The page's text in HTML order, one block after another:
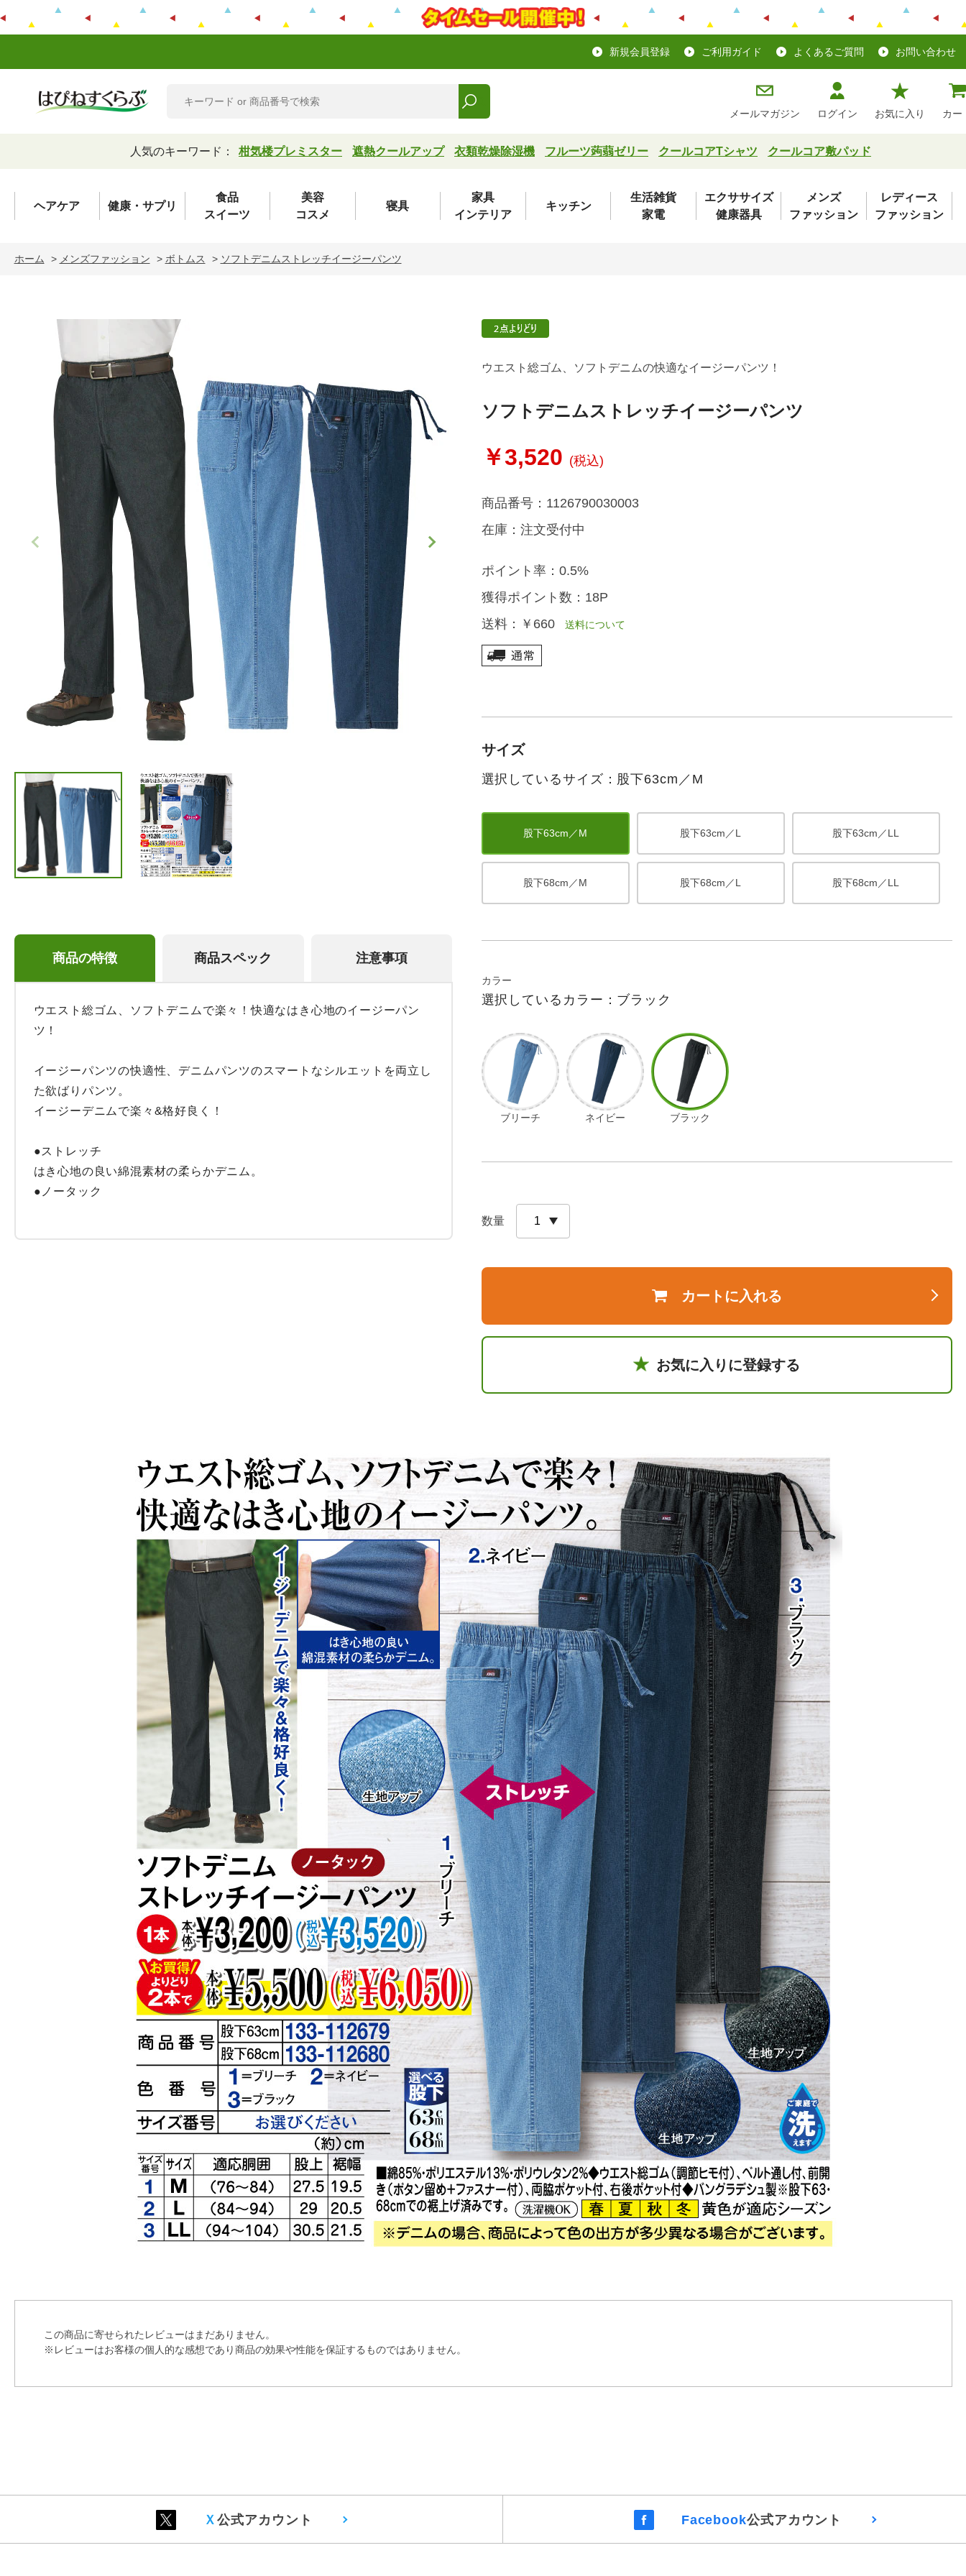
新規会員登録 ご利用ガイド よくあるご質問 お問い合わせ
メールマガジン ログイン お気に入り カー
人気のキーワード： 柑気楼プレミスター 遮熱クールアップ 衣類乾燥除湿機 フルーツ蒟蒻ゼリー クールコアTシャツ クールコア敷パッド
ヘアケア 健康・サプリ
食品
スイーツ
美容
コスメ
寝具
家具
インテリア
キッチン
生活雑貨
家電
エクササイズ
健康器具
メンズ
ファッション
レディース
ファッション
ホーム > メンズファッション > ボトムス > ソフトデニムストレッチイージーパンツ
商品の特徴 商品スペック 注意事項
ウエスト総ゴム、ソフトデニムで楽々！快適なはき心地のイージーパン
ツ！
イージーパンツの快適性、デニムパンツのスマートなシルエットを両立し
た欲ばりパンツ。
イージーデニムで楽々&格好良く！
●ストレッチ
はき心地の良い綿混素材の柔らかデニム。
●ノータック
ウエスト総ゴム、ソフトデニムの快適なイージーパンツ！
ソフトデニムストレッチイージーパンツ
￥3,520 (税込)
商品番号： 1126790030003
在庫： 注文受付中
ポイント率： 0.5%
獲得ポイント数： 18P
送料： ￥660送料について
サイズ
選択しているサイズ：股下63cm／M
股下63cm／M 股下63cm／L 股下63cm／LL
股下68cm／M 股下68cm／L 股下68cm／LL
カラー
選択しているカラー：ブラック
ブリーチ ネイビー ブラック
数量
カートに入れる
お気に入りに登録する
この商品に寄せられたレビューはまだありません。
※レビューはお客様の個人的な感想であり商品の効果や性能を保証するものではありません。
Ｘ公式アカウント Facebook公式アカウント